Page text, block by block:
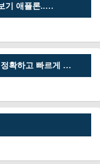
기 애플론..…
확하고 빠르게 …